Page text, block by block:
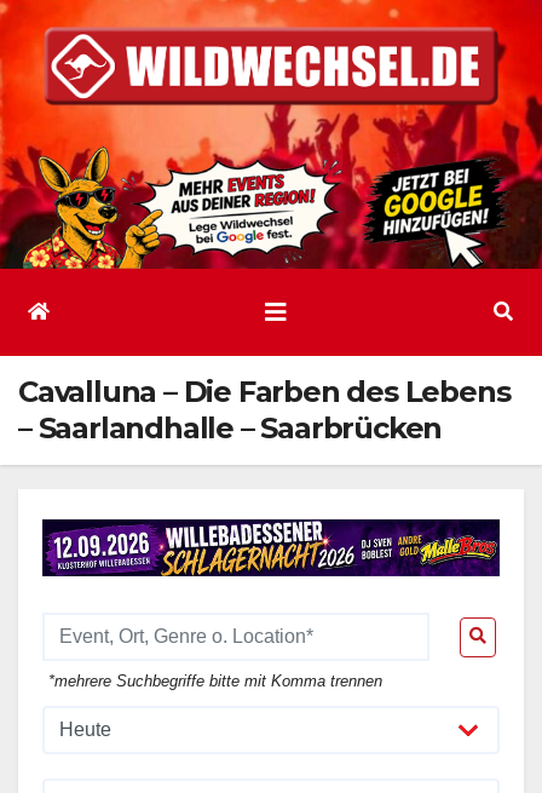
Inhalt
springen
Cavalluna – Die Farben des Lebens
– Saarlandhalle – Saarbrücken
*mehrere Suchbegriffe bitte mit Komma trennen